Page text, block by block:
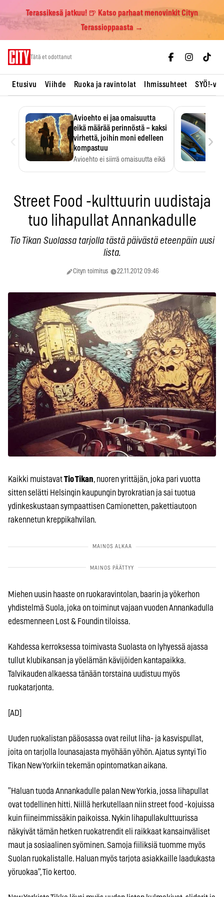
Terassikesä jatkuu! 🍺 Katso parhaat menovinkit Cityn
Terassioppaasta →
Tätä et odottanut
Etusivu Viihde Ruoka ja ravintolat Ihmissuhteet SYÖ!-
Avioehto ei jaa omaisuutta
eikä määrää perinnöstä – kaksi
virhettä, joihin moni edelleen
kompastuu
Avioehto ei siirrä omaisuutta eikä
›
Street Food -kulttuurin uudistaja
tuo lihapullat Annankadulle
Tio Tikan Suolassa tarjolla tästä päivästä eteenpäin uusi
lista.
Cityn toimitus 22.11.2012 09:46
Kaikki muistavatTio Tikan, nuoren yrittäjän, joka pari vuotta
sitten selätti Helsingin kaupungin byrokratian ja sai tuotua
ydinkeskustaan sympaattisen Camionetten, pakettiautoon
rakennetun kreppikahvilan.
Miehen uusin haaste on ruokaravintolan, baarin ja yökerhon
yhdistelmä Suola, joka on toiminut vajaan vuoden Annankadulla
edesmenneen Lost & Foundin tiloissa.
Kahdessa kerroksessa toimivasta Suolasta on lyhyessä ajassa
tullut klubikansan ja yöelämän kävijöiden kantapaikka.
Talvikauden alkaessa tänään torstaina uudistuu myös
ruokatarjonta.
[AD]
Uuden ruokalistan pääosassa ovat reilut liha- ja kasvispullat,
joita on tarjolla lounasajasta myöhään yöhön. Ajatus syntyi Tio
Tikan New Yorkiin tekemän opintomatkan aikana.
”Haluan tuoda Annankadulle palan New Yorkia, jossa lihapullat
ovat todellinen hitti. Niillä herkutellaan niin street food -kojuissa
kuin fiineimmissäkin paikoissa. Nykin lihapullakulttuurissa
näkyivät tämän hetken ruokatrendit eli raikkaat kansainväliset
maut ja sosiaalinen syöminen. Samoja fiiliksiä tuomme myös
Suolan ruokalistalle. Haluan myös tarjota asiakkaille laadukasta
yöruokaa”, Tio kertoo.